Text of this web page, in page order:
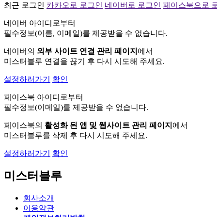
최근 로그인 카카오로 로그인 네이버로 로그인 페이스북으로
네이버 아이디로부터
필수정보(이름, 이메일)를 제공받을 수 없습니다.
네이버의 외부 사이트 연결 관리 페이지 에서
미스터블루 연결을 끊기 후 다시 시도해 주세요.
설정하러가기 확인
페이스북 아이디로부터
필수정보(이메일)를 제공받을 수 없습니다.
페이스북의 활성화 된 앱 및 웹사이트 관리 페이지 에서
미스터블루를 삭제 후 다시 시도해 주세요.
설정하러가기 확인
미스터블루
회사소개
이용약관